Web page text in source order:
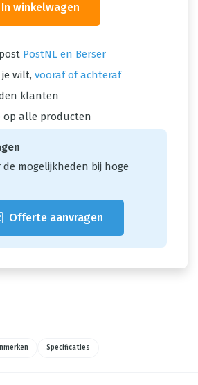
In winkelwagen
PostNL en Berser
wilt, vooraf of achteraf
klanten
op alle producten
mogelijkheden bij hoge
Offerte aanvragen
Specificaties